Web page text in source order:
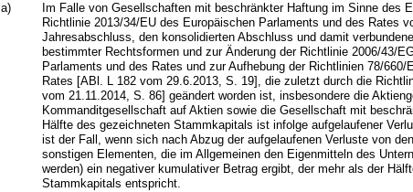
a)
Im Falle von Gesellschaften mit beschränkter Haftung im Sinne des
Richtlinie 2013/34/EU des Europäischen Parlaments und des Rates
Jahresabschluss, den konsolidierten Abschluss und damit
bestimmter Rechtsformen und zur Änderung der Richtlinie 2006/43/
Parlaments und des Rates und zur Aufhebung der Richtlinien 78/660/
Rates [ABl. L 182 vom 29.6.2013, S. 19], die zuletzt durch die
vom 21.11.2014, S. 86] geändert worden ist, insbesondere die
Kommanditgesellschaft auf Aktien sowie die Gesellschaft mit
Hälfte des gezeichneten Stammkapitals ist infolge aufgelaufener
ist der Fall, wenn sich nach Abzug der aufgelaufenen Verluste von
sonstigen Elementen, die im Allgemeinen den Eigenmitteln des
werden) ein negativer kumulativer Betrag ergibt, der mehr als der
Stammkapitals entspricht.